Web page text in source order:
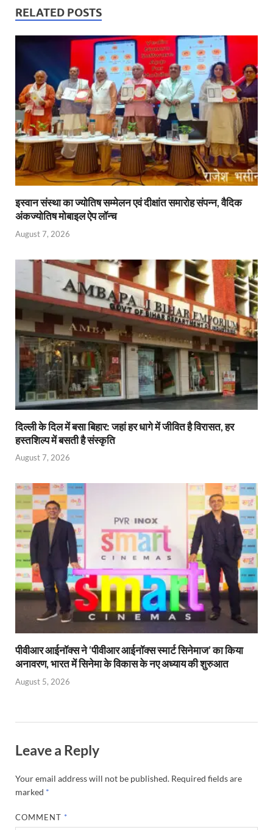
s
A
p
p
b
o
o
k
er
ie
n
dl
y
dI
n
RELATED POSTS
इस्वान संस्था का ज्योतिष सम्मेलन एवं दीक्षांत समारोह संपन्न, वैदिक
अंकज्योतिष मोबाइल ऐप लॉन्च
August 7, 2026
दिल्ली के दिल में बसा बिहार: जहां हर धागे में जीवित है विरासत, हर
हस्तशिल्प में बसती है संस्कृति
August 7, 2026
पीवीआर आईनॉक्स ने ‘पीवीआर आईनॉक्स स्मार्ट सिनेमाज’ का किया
अनावरण, भारत में सिनेमा के विकास के नए अध्याय की शुरुआत
August 5, 2026
Leave a Reply
Your email address will not be published. Required fields are
marked *
COMMENT *